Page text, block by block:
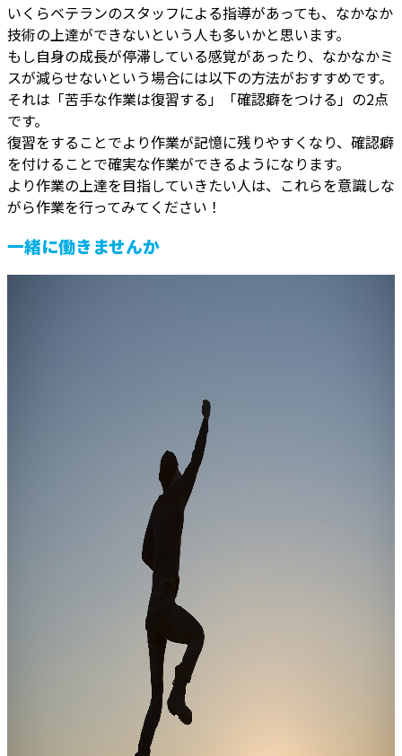
いくらベテランのスタッフによる指導があっても、なかなか
技術の上達ができないという人も多いかと思います。
もし自身の成長が停滞している感覚があったり、なかなかミ
スが減らせないという場合には以下の方法がおすすめです。
それは「苦手な作業は復習する」「確認癖をつける」の2点
です。
復習をすることでより作業が記憶に残りやすくなり、確認癖
を付けることで確実な作業ができるようになります。
より作業の上達を目指していきたい人は、これらを意識しな
がら作業を行ってみてください！
一緒に働きませんか